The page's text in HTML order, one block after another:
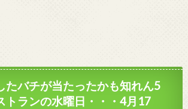
たバチが当たったかも知れん5
トランの水曜日・・・4月17